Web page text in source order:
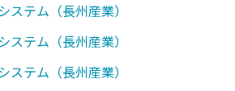
ステム（長州産業）
ステム（長州産業）
ステム（長州産業）